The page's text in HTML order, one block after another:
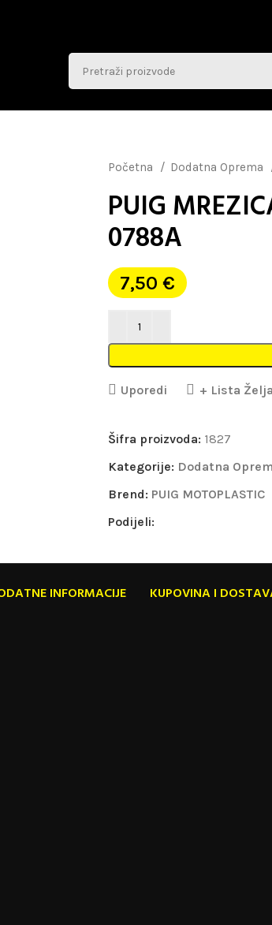
Početna Dodatna Oprema
PUIG
0788A
7,50 €
Uporedi + Lista Želja
Šifra proizvoda: 1827
Kategorije: Dodatna
Brend: PUIG MOTOPLASTIC
Podijeli:
INFORMACIJE KUPOVINA I